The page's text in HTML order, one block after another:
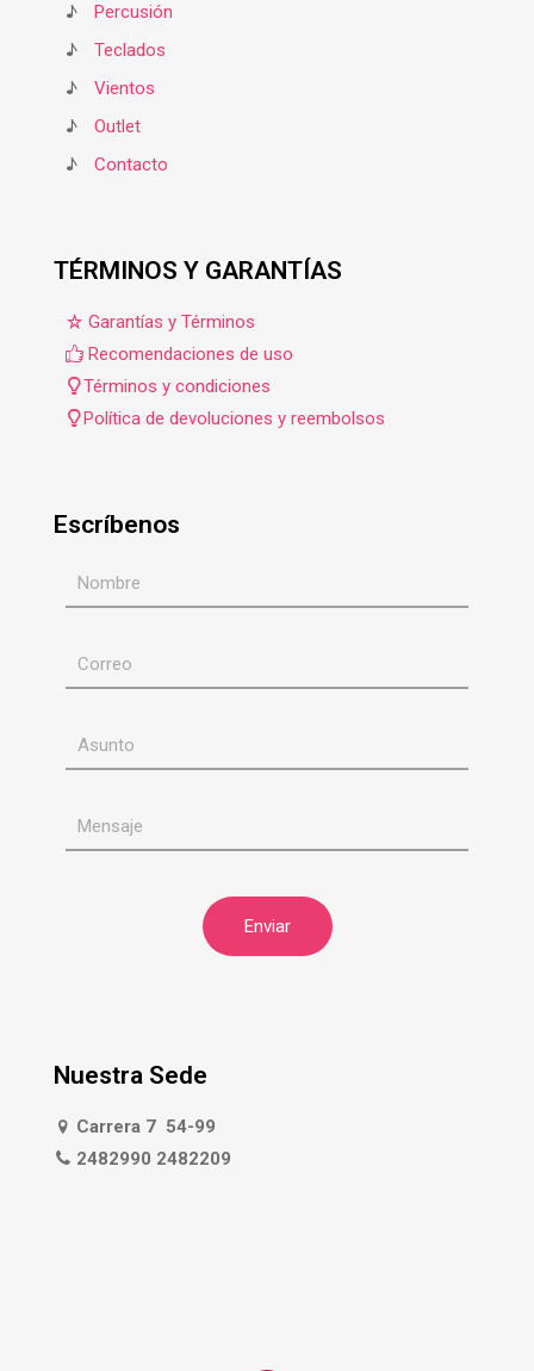
♪
Percusión
♪
Teclados
♪
Vientos
♪
Outlet
♪
Contacto
TÉRMINOS Y GARANTÍAS
Garantías y Términos
Recomendaciones de uso
Términos y condiciones
Política de devoluciones y reembolsos
Escríbenos
Nuestra Sede
Carrera 7 54-99
2482990 2482209